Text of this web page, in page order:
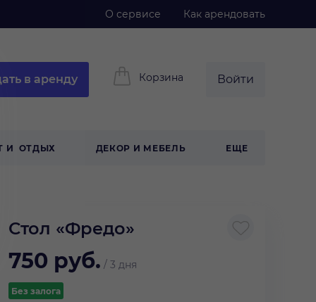
О сервисе Как арендовать
в аренду Корзина Войти
И ОТДЫХ ДЕКОР И МЕБЕЛЬ ЕЩЕ
Стол «Фредо»
750 руб. / 3 дня
Без залога